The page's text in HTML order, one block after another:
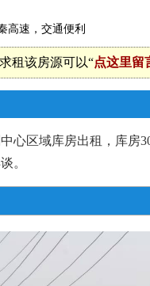
高速，交通便利
租该房源可以“点这里留
心区域库房出租，库房
。